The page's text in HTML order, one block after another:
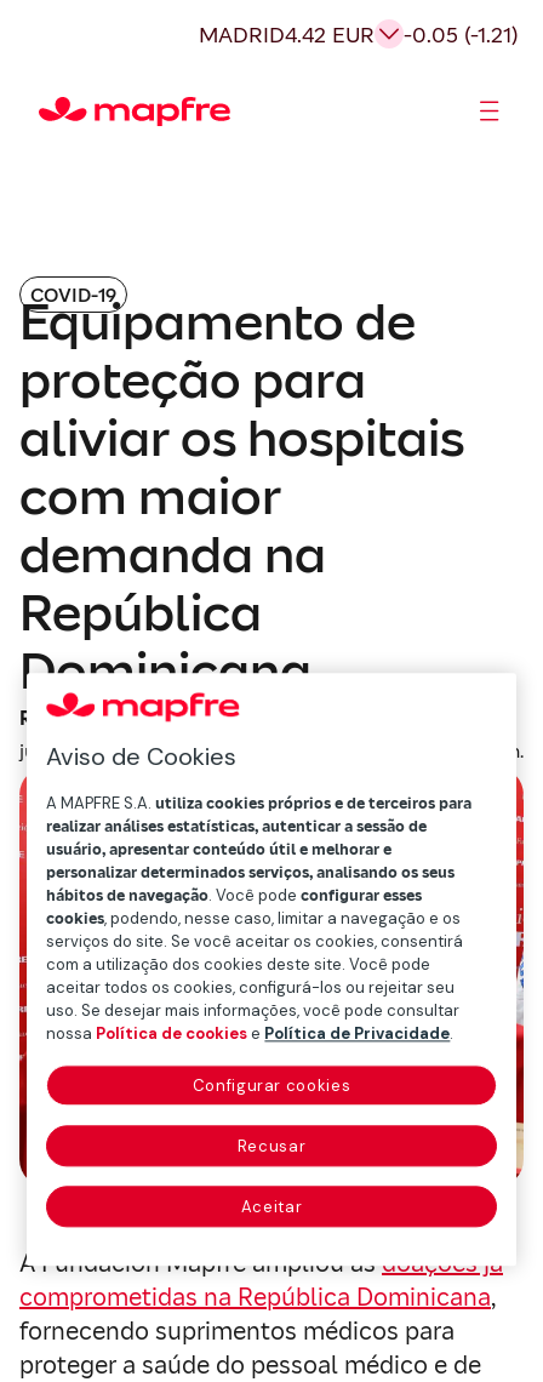
MADRID4.42 EUR -0.05 (-1.21)
COVID-19
Equipamento de
proteção para
aliviar os hospitais
com maior
demanda na
República
Dominicana
Redacción Mapfre
junho 17, 2020
min.
A Fundación Mapfre ampliou as doações já
comprometidas na República Dominicana,
fornecendo suprimentos médicos para
proteger a saúde do pessoal médico e de
Aviso de Cookies
A MAPFRE S.A.utiliza cookies próprios e de terceiros para
realizar análises estatísticas, autenticar a sessão de
usuário, apresentar conteúdo útil e melhorar e
personalizar determinados serviços, analisando os seus
hábitos de navegação. Você podeconfigurar esses
cookies, podendo, nesse caso, limitar a navegação e os
serviços do site. Se você aceitar os cookies, consentirá
com a utilização dos cookies deste site. Você pode
aceitar todos os cookies, configurá-los ou rejeitar seu
uso. Se desejar mais informações, você pode consultar
nossa Política de cookiese Política de Privacidade.
Configurar cookies
Recusar
Aceitar